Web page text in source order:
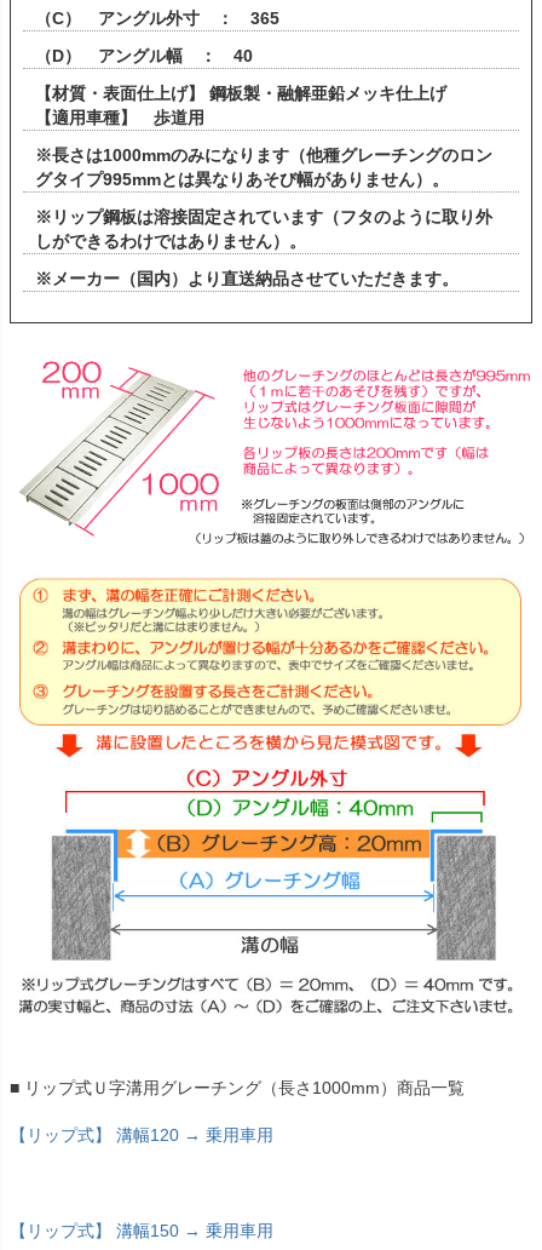
（C） アングル外寸 ： 365
（D） アングル幅 ： 40
【材質・表面仕上げ】 鋼板製・融解亜鉛メッキ仕上げ
【適用車種】 歩道用
※長さは1000mmのみになります（他種グレーチングのロン
グタイプ995mmとは異なりあそび幅がありません）。
※リップ鋼板は溶接固定されています（フタのように取り外
しができるわけではありません）。
※メーカー（国内）より直送納品させていただきます。
■ リップ式Ｕ字溝用グレーチング（長さ1000mm）商品一覧
【リップ式】 溝幅120 → 乗用車用
【リップ式】 溝幅150 → 乗用車用